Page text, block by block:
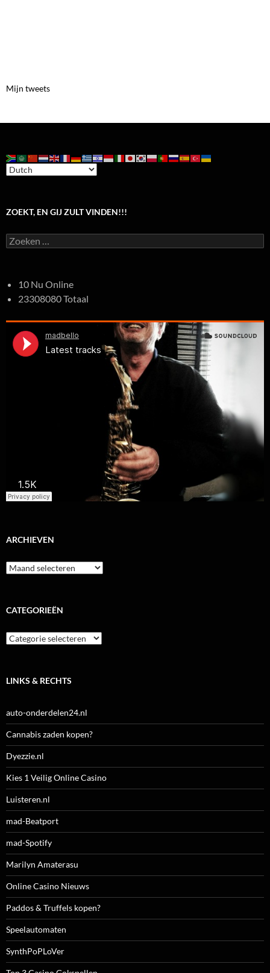
Mijn tweets
ZOEKT, EN GIJ ZULT VINDEN!!!
Zoeken
naar:
10 Nu Online
23308080 Totaal
ARCHIEVEN
Archieven
CATEGORIEËN
Categorieën
LINKS & RECHTS
auto-onderdelen24.nl
Cannabis zaden kopen?
Dyezzie.nl
Kies 1 Veilig Online Casino
Luisteren.nl
mad-Beatport
mad-Spotify
Marilyn Amaterasu
Online Casino Nieuws
Paddos & Truffels kopen?
Speelautomaten
SynthPoPLoVer